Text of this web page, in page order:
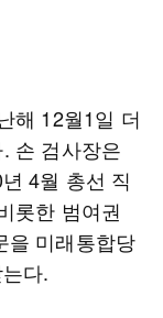
해 12월1일 더
손 검사장은
4월 총선 직
롯한 범여권
을 미래통합당
다.